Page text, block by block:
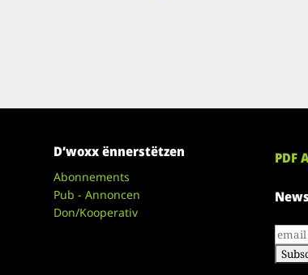
D’woxx ënnerstëtzen
Abonnements
Pub - Annoncen
Don/Kooperativ
PDF